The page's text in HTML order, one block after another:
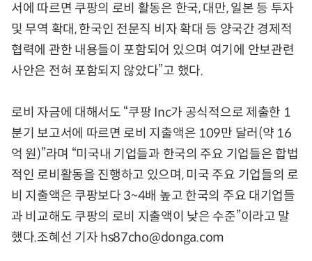
서에 따르면 쿠팡의 로비 활동은 한국, 대만, 일본 등 투자
및 무역 확대, 한국인 전문직 비자 확대 등 양국간 경제적
협력에 관한 내용들이 포함되어 있으며 여기에 안보관련
사안은 전혀 포함되지 않았다”고 했다.
로비 자금에 대해서도 “쿠팡 Inc가 공식적으로 제출한 1
분기 보고서에 따르면 로비 지출액은 109만 달러(약 16
억 원)”라며 “미국내 기업들과 한국의 주요 기업들은 합법
적인 로비활동을 진행하고 있으며, 미국 주요 기업들의 로
비 지출액은 쿠팡보다 3~4배 높고 한국의 주요 대기업들
과 비교해도 쿠팡의 로비 지출액이 낮은 수준”이라고 말
했다.조혜선 기자 hs87cho@donga.com